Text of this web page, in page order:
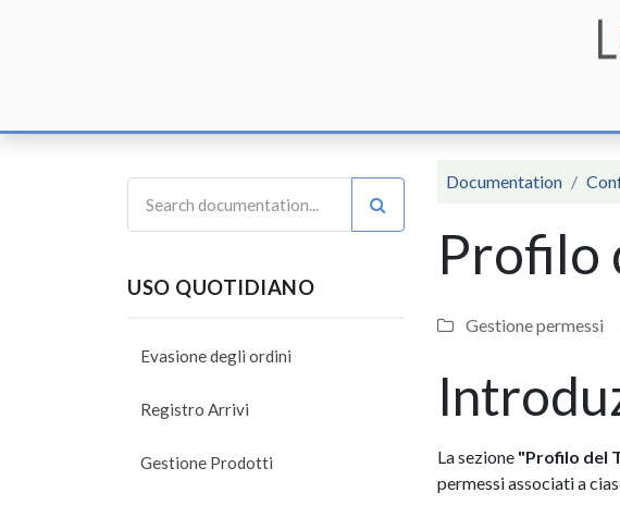
USO QUOTIDIANO
Evasione degli ordini
Registro Arrivi
Gestione Prodotti
Documentation
Profilo
Gestione permessi
La sezione "Profilo del
permessi associati a